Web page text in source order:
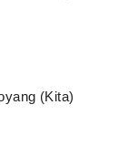
(Kita)